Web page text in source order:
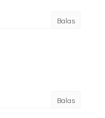
Balas
Balas